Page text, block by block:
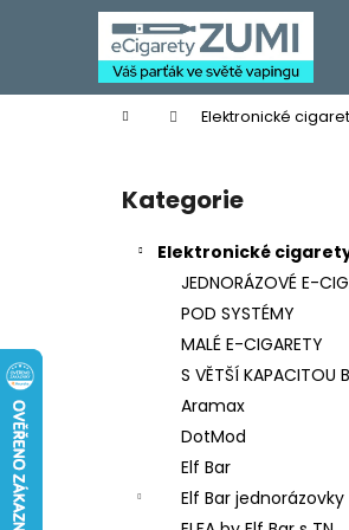
Domů Elektronické
Přeskočit
kategorie
Kategorie
Elektronické
JEDNORÁZOVÉ E-
POD SYSTÉMY
MALÉ E-CIGARETY
S VĚTŠÍ KAPACITOU
Aramax
DotMod
Elf Bar
Elf Bar jednorázovky
í
Zpět
do
Zpět
do